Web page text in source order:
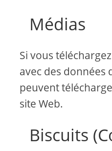
Médias
Si vous
avec des données
peuvent
site Web.
Biscuits